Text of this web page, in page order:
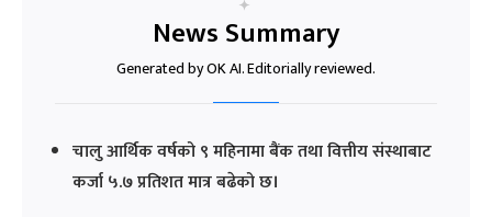
News Summary
Generated by OK AI. Editorially reviewed.
चालु आर्थिक वर्षको ९ महिनामा बैंक तथा वित्तीय संस्थाबाट
कर्जा ५.७ प्रतिशत मात्र बढेको छ।